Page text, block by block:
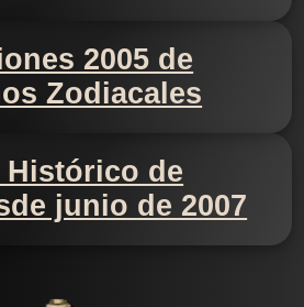
2005 de
Zodiacales
de
junio de 2007